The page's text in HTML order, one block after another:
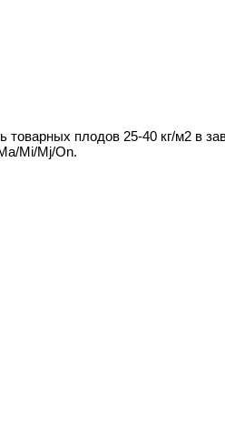
плодов 25-40 кг/м2 в
Mi/Mj/Оn.